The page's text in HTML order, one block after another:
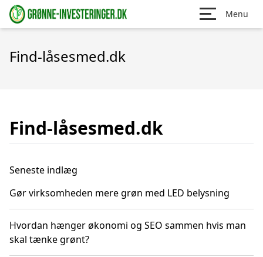
Menu
Find-låsesmed.dk
Find-låsesmed.dk
Seneste indlæg
Gør virksomheden mere grøn med LED belysning
Hvordan hænger økonomi og SEO sammen hvis man
skal tænke grønt?